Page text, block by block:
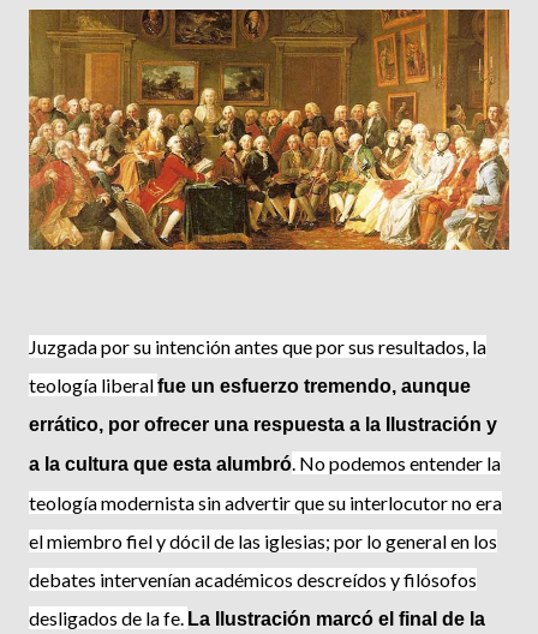
Juzgada por su intención antes que por sus resultados, la
teología liberalfue un esfuerzo tremendo, aunque
errático, por ofrecer una respuesta a la Ilustración y
a la cultura que esta alumbró . No podemos entender la
teología modernista sin ad­vertir que su interlocutor no era
el miembro fiel y dócil de las iglesias; por lo general en los
debates intervenían académicos descreídos y filósofos
desligados de la fe. La Ilustra­ción marcó el final de la